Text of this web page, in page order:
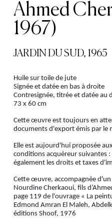
Ahmed
1967)
JARDIN DU SUD, 1965
Huile sur toile de jute
Signée et datée en bas à droite
Contresignée, titrée et datée au
73 x 60 cm
Cette œuvre est toujours en
documents d'export émis par le
Elle est aujourd'hui proposée
conditions acquéreur suivantes
également les droits et taxes
Cette œuvre, accompagnée
Nourdine Cherkaoui, fils
page 119 de l'ouvrage « La
Edmond Amran El Maleh,
éditions Shoof, 1976